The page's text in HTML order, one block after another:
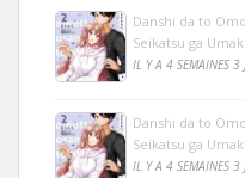
Danshi da to
Seikatsu ga
IL Y A 4 SEMAINES 3
Danshi da to
Seikatsu ga
IL Y A 4 SEMAINES 3